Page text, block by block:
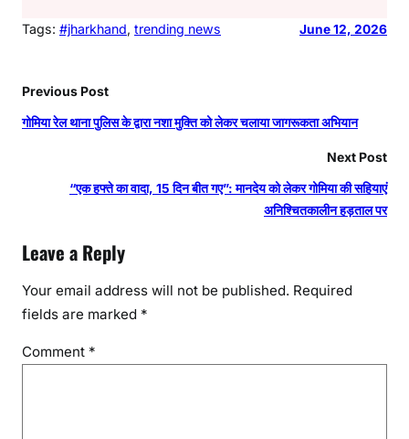
Tags: #jharkhand, trending news June 12, 2026
Previous Post
गोमिया रेल थाना पुलिस के द्वारा नशा मुक्ति को लेकर चलाया जागरूकता अभियान
Next Post
“एक हफ्ते का वादा, 15 दिन बीत गए”: मानदेय को लेकर गोमिया की सहियाएं
अनिश्चितकालीन हड़ताल पर
Leave a Reply
Your email address will not be published. Required
fields are marked *
Comment *